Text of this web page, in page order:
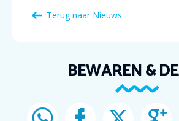
Terug naar Nieuws
BEWAREN &